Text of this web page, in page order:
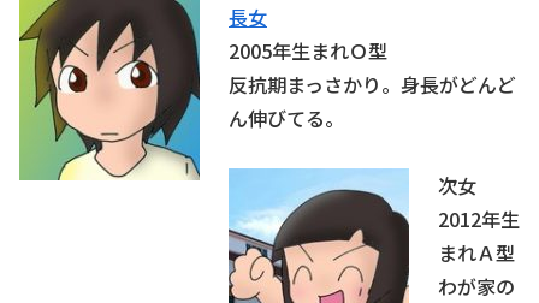
長女
2005年生まれＯ型
反抗期まっさかり。身長がどんど
ん伸びてる。
次女
2012年生
まれＡ型
わが家の